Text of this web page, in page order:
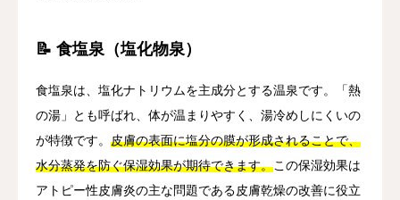
📝 食塩泉（塩化物泉）
食塩泉は、塩化ナトリウムを主成分とする温泉です。「熱
の湯」とも呼ばれ、体が温まりやすく、湯冷めしにくいの
が特徴です。 皮膚の表面に塩分の膜が形成されることで、
水分蒸発を防ぐ保湿効果が期待できます。この保湿効果は
アトピー性皮膚炎の主な問題である皮膚乾燥の改善に役立